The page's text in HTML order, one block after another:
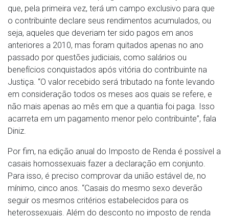
que, pela primeira vez, terá um campo exclusivo para que
o contribuinte declare seus rendimentos acumulados, ou
seja, aqueles que deveriam ter sido pagos em anos
anteriores a 2010, mas foram quitados apenas no ano
passado por questões judiciais, como salários ou
benefícios conquistados após vitória do contribuinte na
Justiça. “O valor recebido será tributado na fonte levando
em consideração todos os meses aos quais se refere, e
não mais apenas ao mês em que a quantia foi paga. Isso
acarreta em um pagamento menor pelo contribuinte”, fala
Diniz.
Por fim, na edição anual do Imposto de Renda é possível a
casais homossexuais fazer a declaração em conjunto.
Para isso, é preciso comprovar da união estável de, no
mínimo, cinco anos. “Casais do mesmo sexo deverão
seguir os mesmos critérios estabelecidos para os
heterossexuais. Além do desconto no imposto de renda